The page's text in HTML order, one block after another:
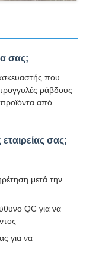
σας;
που
ράβδους
από
σας;
μετά την
QC για να
για να